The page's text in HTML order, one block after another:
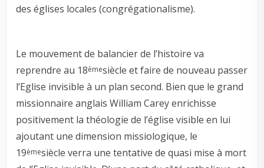
des églises locales (congrégationalisme).
Le mouvement de balancier de l’histoire va
reprendre au 18èmesiècle et faire de nouveau passer
l’Eglise invisible à un plan second. Bien que le grand
missionnaire anglais William Carey enrichisse
positivement la théologie de l’église visible en lui
ajoutant une dimension missiologique, le
19èmesiècle verra une tentative de quasi mise à mort